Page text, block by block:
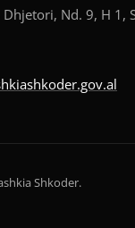
Dhjetori, Nd. 9, H 1,
Shkoder.